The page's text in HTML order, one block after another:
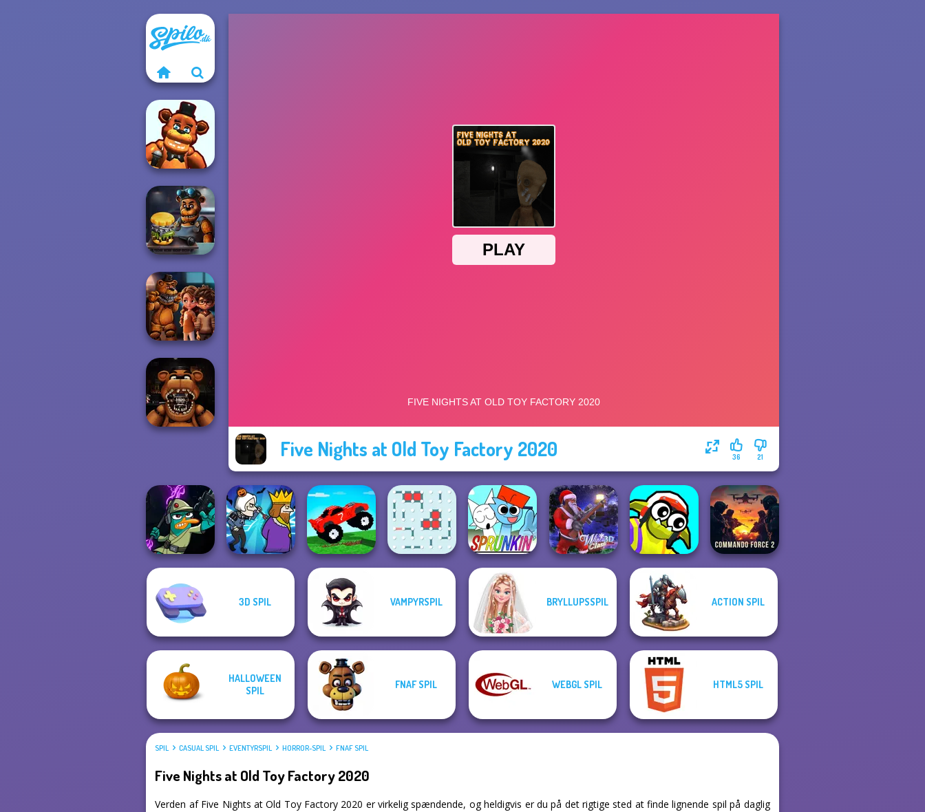
Five Nights at Old Toy Factory 2020 21
36
Huggy Wuggy
Shooter
FNAF Burger
FNAF Horror At
Home
the Dentist
Agent P Rebel
Spy
Funny Mad
Racing
FNF Sprunkin'
Funny Blade &
Magic
Commando
3D SPIL VAMPYRSPIL BRYLLUPSSPIL ACTION SPIL
HALLOWEEN
SPIL
FNAF SPIL WEBGL SPIL HTML5 SPIL
SPIL CASUAL SPIL EVENTYRSPIL HORROR-SPIL FNAF SPIL
Five Nights at Old Toy Factory 2020
Verden af Five Nights at Old Toy Factory 2020 er virkelig spændende, og heldigvis er du på det rigtige sted at finde lignende spil på daglig